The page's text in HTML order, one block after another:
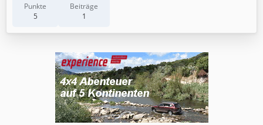
Punkte
5
Beiträge
1